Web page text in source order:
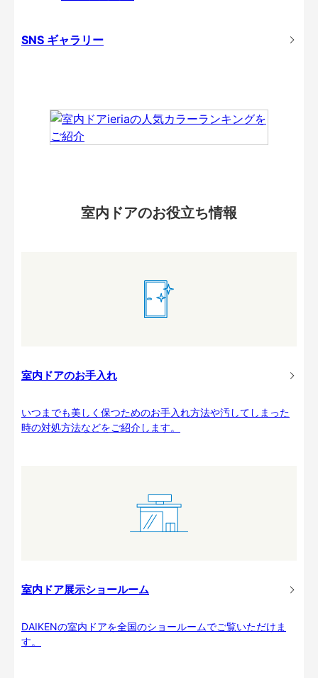
SNS ギャラリー
室内ドアのお役立ち情報
室内ドアのお手入れ
いつまでも美しく保つためのお手入れ方法や汚してしまった
時の対処方法などをご紹介します。
室内ドア展示ショールーム
DAIKENの室内ドアを全国のショールームでご覧いただけま
す。